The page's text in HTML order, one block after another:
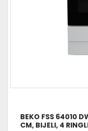
BEKO FSS 64010
CM, BIJELI, 4